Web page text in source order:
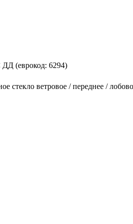
ДД (еврокод: 6294)
стекло ветровое / переднее /